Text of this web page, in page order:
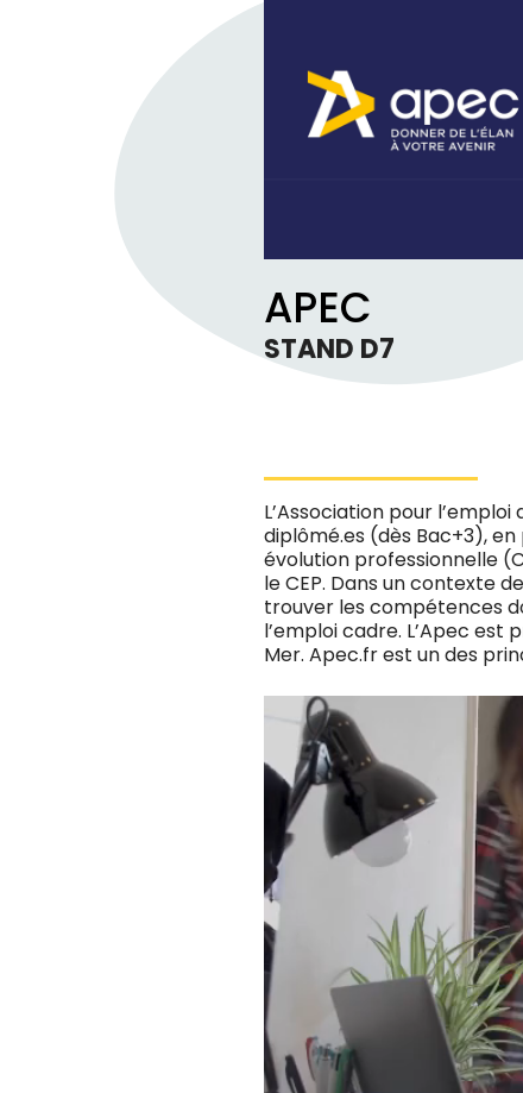
APEC
STAND D7
L’Association pour
diplômé.es (dès Bac+3),
évolution professionnelle
le CEP. Dans un contexte
trouver les compétences
l’emploi cadre. L’Apec
Mer. Apec.fr est un des